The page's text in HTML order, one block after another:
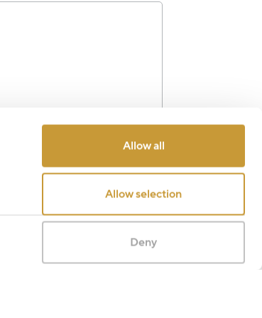
Allow all
Allow selection
Deny